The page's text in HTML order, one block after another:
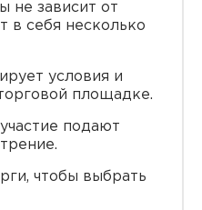
не зависит от
в себя несколько
условия и
площадке.
подают
чтобы выбрать